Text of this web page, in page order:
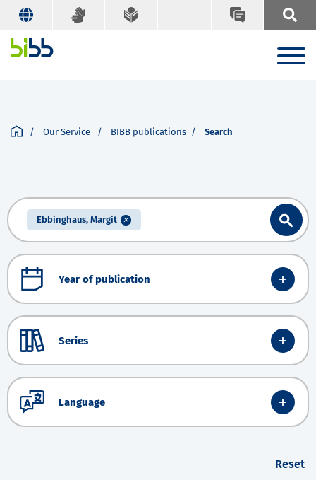
Our Service BIBB publications Search
Ebbinghaus, Margit
Year of publication
Series
Language
Reset